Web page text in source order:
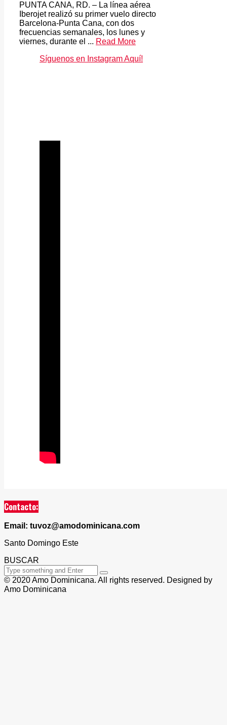
PUNTA CANA, RD. – La línea aérea
Iberojet realizó su primer vuelo directo
Barcelona-Punta Cana, con dos
frecuencias semanales, los lunes y
viernes, durante el ... Read More
Síguenos en Instagram Aquí!
Contacto:
Email: tuvoz@amodominicana.com
Santo Domingo Este
BUSCAR
© 2020 Amo Dominicana. All rights reserved. Designed by
Amo Dominicana